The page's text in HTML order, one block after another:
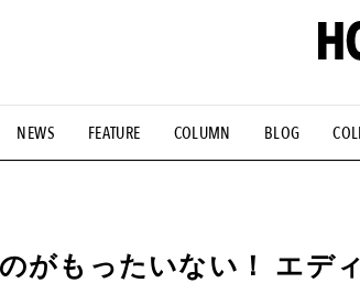
NEWS FEATURE COLUMN BLOG
逸品 #ESSENTIAL DESIGNS #古着サミット
#Commune H #FOCUS IT
がもったいない！ エデ